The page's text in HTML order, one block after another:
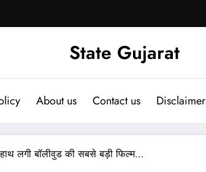
State Gujarat
About us Contact us Disclaimer
लगी बॉलीवुड की सबसे बड़ी फिल्म…